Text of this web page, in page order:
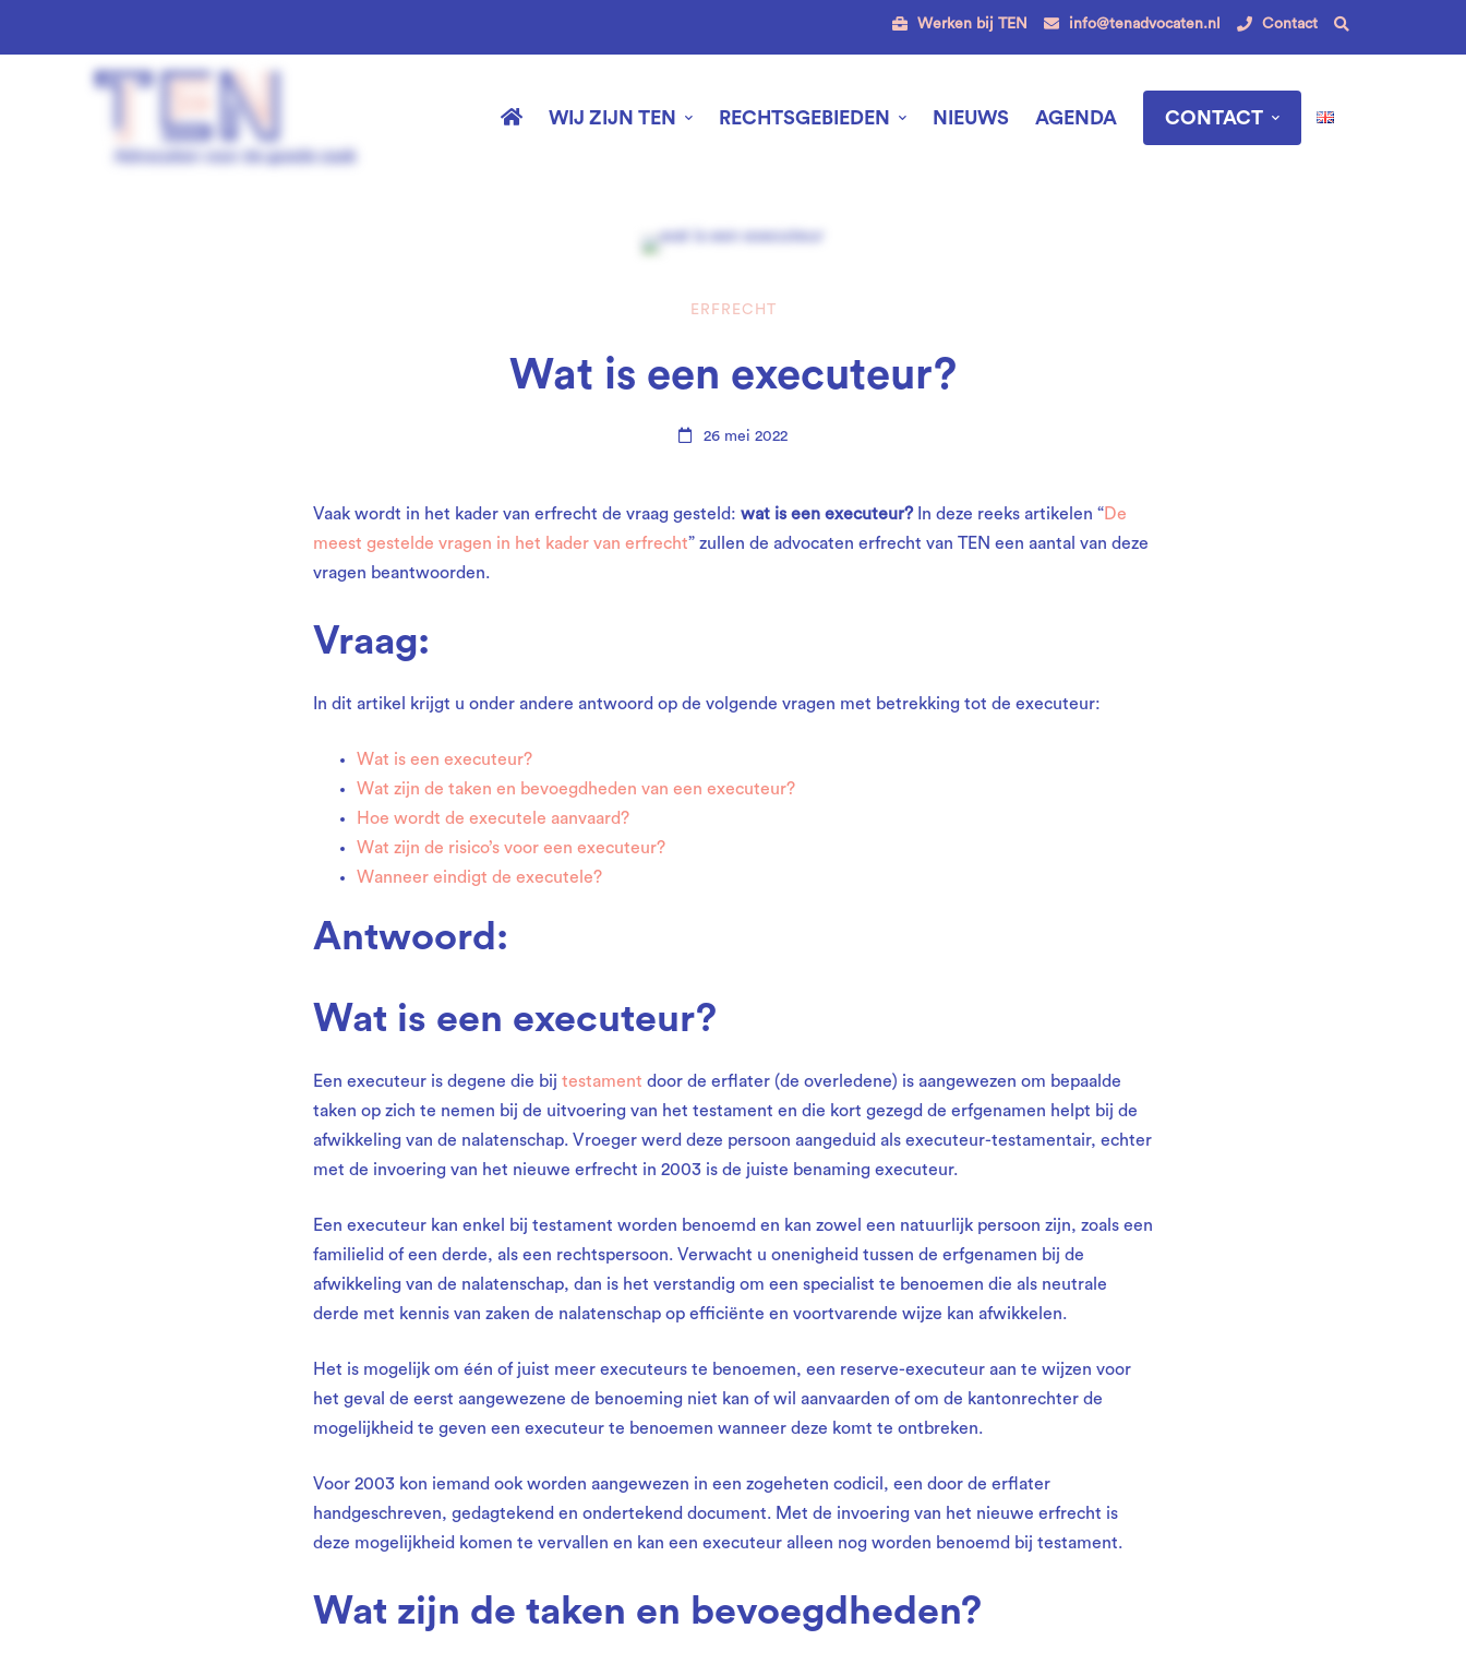
Werken bij TEN info@tenadvocaten.nl Contact
WIJ ZIJN TEN RECHTSGEBIEDEN NIEUWS AGENDA CONTACT
executeur?
ERFRECHT
Wat is een executeur?
26 mei 2022
Vaak wordt in het kader van erfrecht de vraag gesteld: wat is een executeur? In deze reeks artikelen “De
meest gestelde vragen in het kader van erfrecht” zullen de advocaten erfrecht van TEN een aantal van deze
vragen beantwoorden.
Vraag:
In dit artikel krijgt u onder andere antwoord op de volgende vragen met betrekking tot de executeur:
Wat is een executeur?
Wat zijn de taken en bevoegdheden van een executeur?
Hoe wordt de executele aanvaard?
Wat zijn de risico’s voor een executeur?
Wanneer eindigt de executele?
Antwoord:
Wat is een executeur?
Een executeur is degene die bij testament door de erflater (de overledene) is aangewezen om bepaalde
taken op zich te nemen bij de uitvoering van het testament en die kort gezegd de erfgenamen helpt bij de
afwikkeling van de nalatenschap. Vroeger werd deze persoon aangeduid als executeur-testamentair, echter
met de invoering van het nieuwe erfrecht in 2003 is de juiste benaming executeur.
Een executeur kan enkel bij testament worden benoemd en kan zowel een natuurlijk persoon zijn, zoals een
familielid of een derde, als een rechtspersoon. Verwacht u onenigheid tussen de erfgenamen bij de
afwikkeling van de nalatenschap, dan is het verstandig om een specialist te benoemen die als neutrale
derde met kennis van zaken de nalatenschap op efficiënte en voortvarende wijze kan afwikkelen.
Het is mogelijk om één of juist meer executeurs te benoemen, een reserve-executeur aan te wijzen voor
het geval de eerst aangewezene de benoeming niet kan of wil aanvaarden of om de kantonrechter de
mogelijkheid te geven een executeur te benoemen wanneer deze komt te ontbreken.
Voor 2003 kon iemand ook worden aangewezen in een zogeheten codicil, een door de erflater
handgeschreven, gedagtekend en ondertekend document. Met de invoering van het nieuwe erfrecht is
deze mogelijkheid komen te vervallen en kan een executeur alleen nog worden benoemd bij testament.
Wat zijn de taken en bevoegdheden?